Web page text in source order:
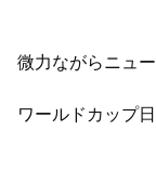
微力ながらニュ
ワールドカップ